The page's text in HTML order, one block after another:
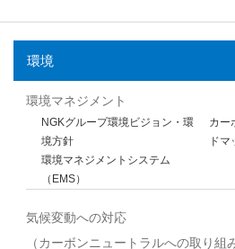
環境
環境マネジメント
NGKグループ環境ビジョン・環
境方針
カー
ド
環境マネジメントシステム
（EMS）
気候変動への対応
（カーボンニュートラルへの取り組